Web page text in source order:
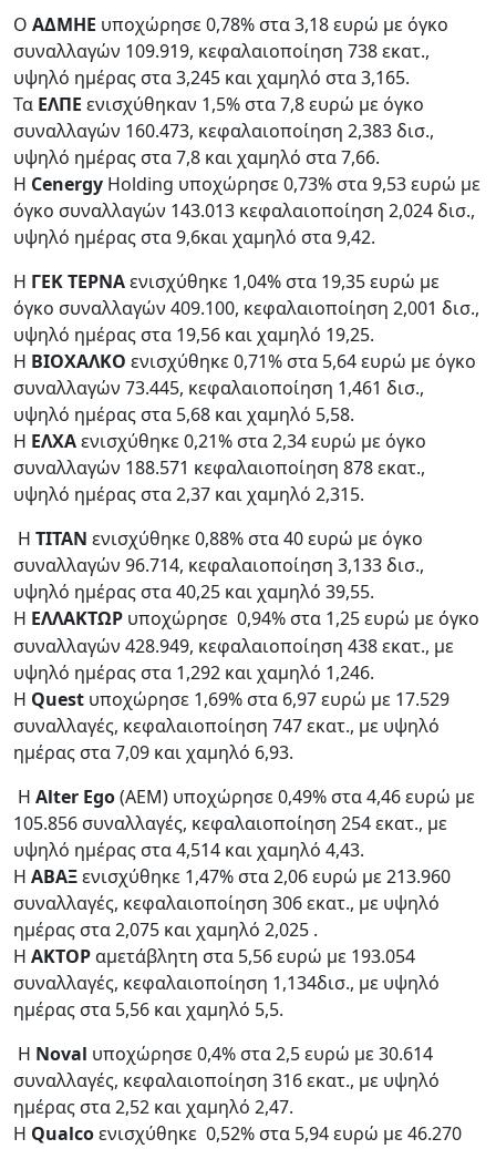
Ο AΔMHE υποχώρησε 0,78% στα 3,18 ευρώ με όγκο
συναλλαγών 109.919, κεφαλαιοποίηση 738 εκατ.,
υψηλό ημέρας στα 3,245 και χαμηλό στα 3,165.
Τα ΕΛΠΕ ενισχύθηκαν 1,5% στα 7,8 ευρώ με όγκο
συναλλαγών 160.473, κεφαλαιοποίηση 2,383 δισ.,
υψηλό ημέρας στα 7,8 και χαμηλό στα 7,66.
Η Cenergy Holding υποχώρησε 0,73% στα 9,53 ευρώ με
όγκο συναλλαγών 143.013 κεφαλαιοποίηση 2,024 δισ.,
υψηλό ημέρας στα 9,6και χαμηλό στα 9,42.
Η ΓΕΚ ΤΕΡΝΑενισχύθηκε 1,04% στα 19,35 ευρώ με
όγκο συναλλαγών 409.100, κεφαλαιοποίηση 2,001 δισ.,
υψηλό ημέρας στα 19,56 και χαμηλό 19,25.
Η ΒΙΟΧΑΛΚΟ ενισχύθηκε 0,71% στα 5,64 ευρώ με όγκο
συναλλαγών 73.445, κεφαλαιοποίηση 1,461 δισ.,
υψηλό ημέρας στα 5,68 και χαμηλό 5,58.
Η ΕΛΧΑενισχύθηκε 0,21% στα 2,34 ευρώ με όγκο
συναλλαγών 188.571 κεφαλαιοποίηση 878 εκατ.,
υψηλό ημέρας στα 2,37 και χαμηλό 2,315.
Η ΤΙΤΑΝ ενισχύθηκε 0,88% στα 40 ευρώ με όγκο
συναλλαγών 96.714, κεφαλαιοποίηση 3,133 δισ.,
υψηλό ημέρας στα 40,25 και χαμηλό 39,55.
Η ΕΛΛΑΚΤΩΡ υποχώρησε 0,94% στα 1,25 ευρώ με όγκο
συναλλαγών 428.949, κεφαλαιοποίηση 438 εκατ., με
υψηλό ημέρας στα 1,292 και χαμηλό 1,246.
Η Quest υποχώρησε 1,69% στα 6,97 ευρώ με 17.529
συναλλαγές, κεφαλαιοποίηση 747 εκατ., με υψηλό
ημέρας στα 7,09 και χαμηλό 6,93.
Η Alter Ego(AEM) υποχώρησε 0,49% στα 4,46 ευρώ με
105.856 συναλλαγές, κεφαλαιοποίηση 254 εκατ., με
υψηλό ημέρας στα 4,514 και χαμηλό 4,43.
Η ΑΒΑΞενισχύθηκε 1,47% στα 2,06 ευρώ με 213.960
συναλλαγές, κεφαλαιοποίηση 306 εκατ., με υψηλό
ημέρας στα 2,075 και χαμηλό 2,025 .
Η ΑΚΤΟΡαμετάβλητη στα 5,56 ευρώ με 193.054
συναλλαγές, κεφαλαιοποίηση 1,134δισ., με υψηλό
ημέρας στα 5,56 και χαμηλό 5,5.
Η Noval υποχώρησε 0,4% στα 2,5 ευρώ με 30.614
συναλλαγές, κεφαλαιοποίηση 316 εκατ., με υψηλό
ημέρας στα 2,52 και χαμηλό 2,47.
Η Qualcoενισχύθηκε 0,52% στα 5,94 ευρώ με 46.270